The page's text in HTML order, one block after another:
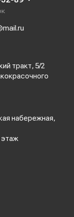
тракт, 5/2
набережная,
этаж